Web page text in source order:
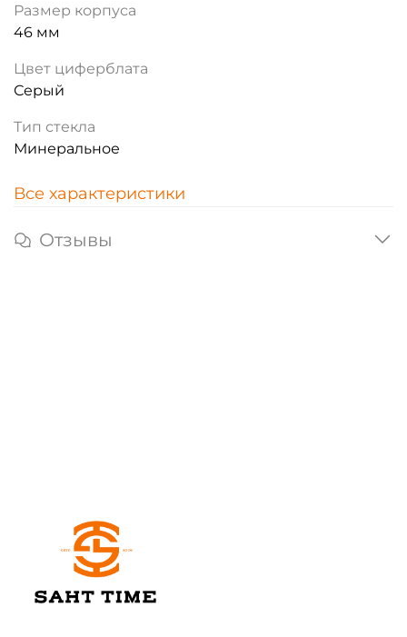
Размер корпуса
46 мм
Цвет циферблата
Серый
Тип стекла
Минеральное
Все характеристики
Отзывы